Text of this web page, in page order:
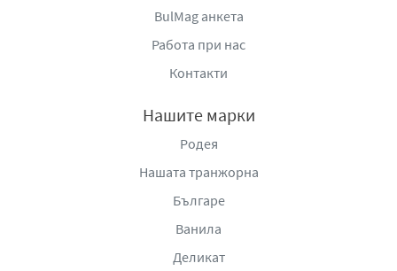
BulMag анкета
Работа при нас
Контакти
Нашите марки
Родея
Нашата транжорна
Българе
Ванила
Деликат